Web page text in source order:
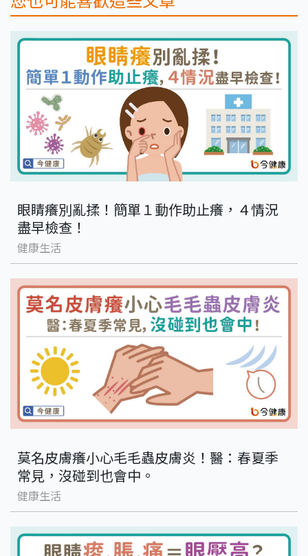
眼睛癢別亂揉！簡單１動作助止癢，４情況
盡早檢查！
健康生活
莫名皮膚癢小心毛毛蟲皮膚炎！醫：春夏季
常見，沒碰到也會中。
健康生活